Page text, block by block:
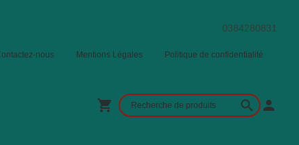
0384280831
nous Mentions Légales Politique de confidentialité